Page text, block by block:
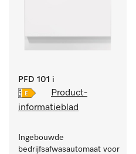
PFD 101 i
Product-
informatieblad
Ingebouwde
bedrijfsafwasautomaat voor